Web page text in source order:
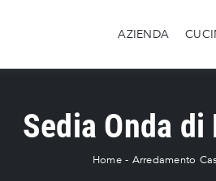
AZIENDA
Sedia Onda
Home- Arredamento